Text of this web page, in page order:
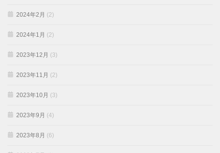
2024年2月 (2)
2024年1月 (2)
2023年12月 (3)
2023年11月 (2)
2023年10月 (3)
2023年9月 (4)
2023年8月 (6)